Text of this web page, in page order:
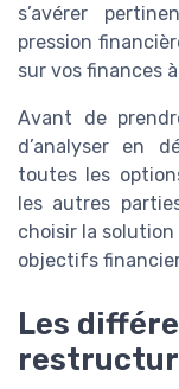
s’avérer
pression
sur vos finances
Avant de
d’analyser en
toutes les
les autres
choisir la solution
objectifs
Les